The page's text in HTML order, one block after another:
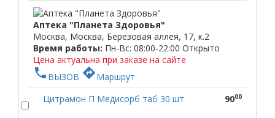
Аптека "Планета Здоровья"
Москва, Москва, Березовая аллея, 17, к.2
Время работы: Пн-Вс: 08:00-22:00 Открыто
Цена актуальна при заказе на сайте
phone ВЫЗОВ directionsМаршрут
Цитрамон П Медисорб таб 30 шт
9000